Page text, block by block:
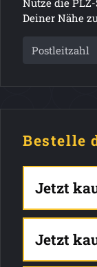
Nutze die
Deiner Nähe
Postleitzahl
Bestelle
Jetzt
Jetzt